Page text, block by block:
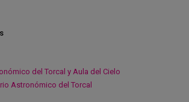
del Torcal y Aula del Cielo
Astronómico del Torcal